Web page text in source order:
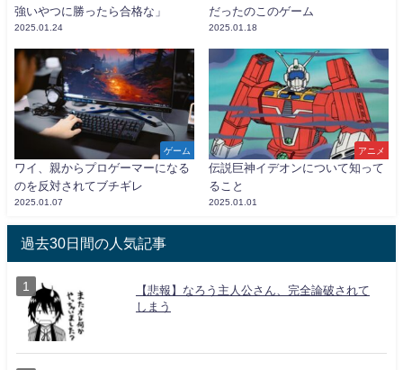
強いやつに勝ったら合格な」
2025.01.24
だったのこのゲーム
2025.01.18
ゲーム
ワイ、親からプロゲーマーになる
のを反対されてブチギレ
2025.01.07
アニメ
伝説巨神イデオンについて知って
ること
2025.01.01
過去30日間の人気記事
【悲報】なろう主人公さん、完全論破されて
しまう